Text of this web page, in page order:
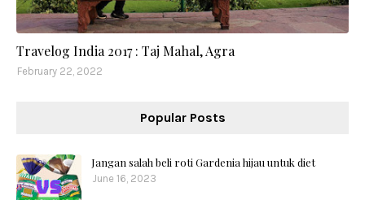
Travelog India 2017 : Taj Mahal, Agra
February 22, 2022
Popular Posts
Jangan salah beli roti Gardenia hijau untuk diet
June 16, 2023